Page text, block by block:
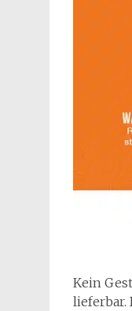
Kein
lieferbar.